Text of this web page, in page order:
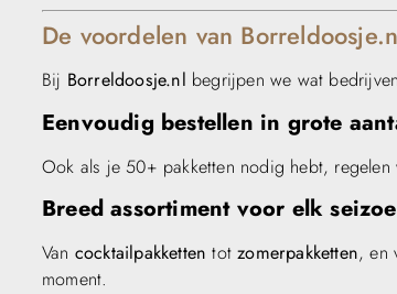
De voordelen van
Bij Borreldoosje.nl begrijpen we wat
Eenvoudig bestellen in grote
Ook als je 50+ pakketten nodig hebt,
Breed assortiment voor elk
Van cocktailpakketten totzomerpakketten, en
moment.